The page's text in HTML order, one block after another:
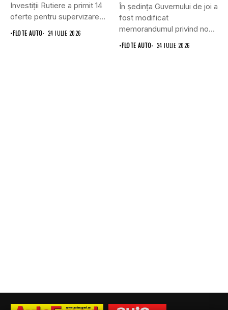
Investiții Rutiere a primit 14
oferte pentru supervizarea
lucrărilor...
•FLOTE AUTO 24 IULIE 2026
În ședința Guvernului de joi a
fost modificat
memorandumul privind noul
punct...
•FLOTE AUTO 24 IULIE 2026